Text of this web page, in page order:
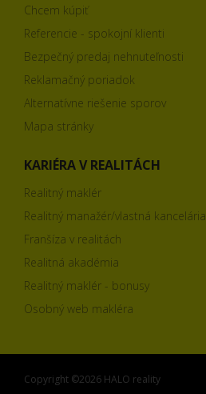
Chcem kúpiť
Referencie - spokojní klienti
Bezpečný predaj nehnuteľnosti
Reklamačný poriadok
Alternatívne riešenie sporov
Mapa stránky
KARIÉRA V REALITÁCH
Realitný maklér
Realitný manažér/vlastná kancelária
Franšíza v realitách
Realitná akadémia
Realitný maklér - bonusy
Osobný web makléra
Copyright ©2026 HALO reality